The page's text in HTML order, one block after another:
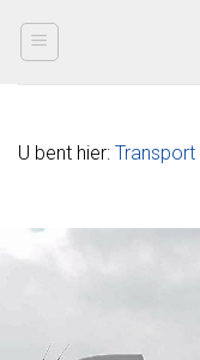
U bent hier: Transport